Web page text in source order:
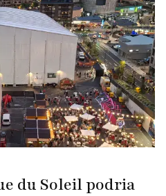
du Soleil podria